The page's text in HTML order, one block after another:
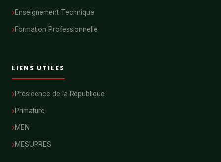
Enseignement Technique
Formation Professionnelle
LIENS UTILES
Présidence de la République
Primature
MEN
MESUPRES